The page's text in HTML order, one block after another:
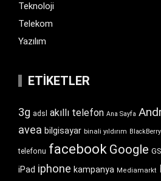
Teknoloji
Telekom
Yazılım
ETIKETLER
3g adsl akıllı telefon Ana Sayfa
avea bilgisayar binali yıldırım BlackBerry
telefonu facebook Google
iPad iphone kampanya Mediamarkt